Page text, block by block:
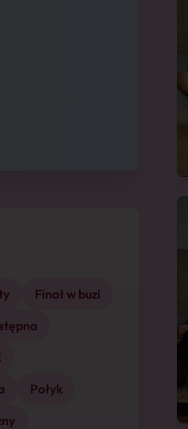
Finał w buzi
Połyk